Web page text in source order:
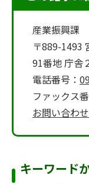
産業振興課
〒889-1493
91番地 庁舎
電話番号：
ファックス
お問い合わ
キーワード